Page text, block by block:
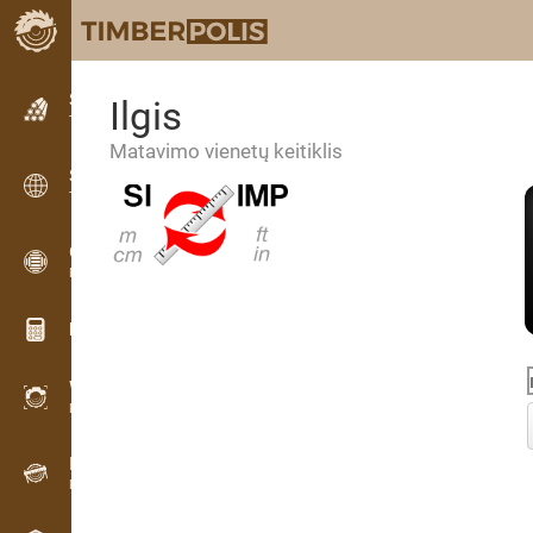
Skelbimai
Tekstiniai skelbimai
Skelbimai
Tarptautinės skelbimai
OPTI-TIMB
Pjovimo schemos
Medienos skaičiuoklės
WoodProfi
Medienos tūris su AI
Duomenų registratorius
Medienos apskaita lauke
Ilgis
Matavimo vienetų keitiklis